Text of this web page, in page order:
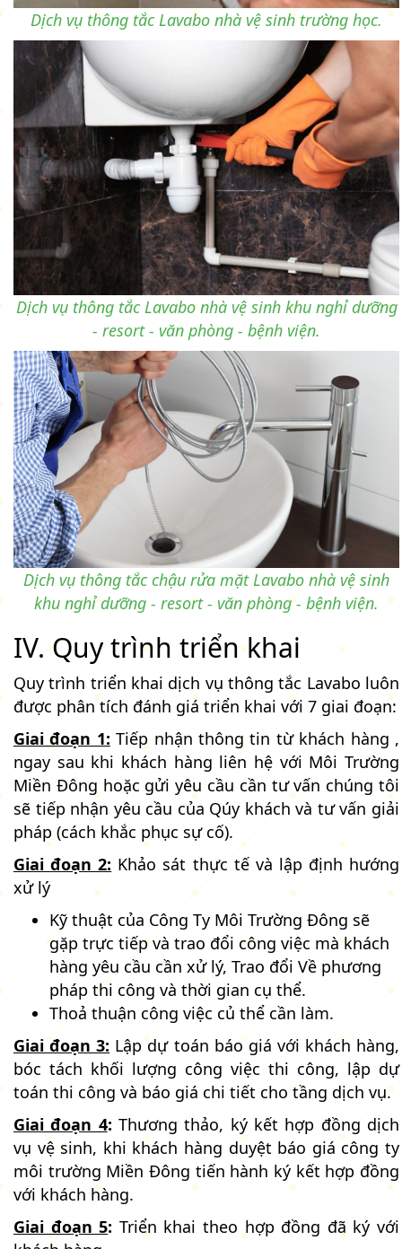
Dịch vụ thông tắc Lavabo nhà vệ sinh trường học.
Dịch vụ thông tắc Lavabo nhà vệ sinh khu nghỉ dưỡng
- resort - văn phòng - bệnh viện.
Dịch vụ thông tắc chậu rửa mặt Lavabo nhà vệ sinh
khu nghỉ dưỡng - resort - văn phòng - bệnh viện.
IV. Quy trình triển khai
Quy trình triển khai dịch vụ thông tắc Lavabo luôn
được phân tích đánh giá triển khai với 7 giai đoạn:
Giai đoạn 1: Tiếp nhận thông tin từ khách hàng ,
ngay sau khi khách hàng liên hệ với Môi Trường
Miền Đông hoặc gửi yêu cầu cần tư vấn chúng tôi
sẽ tiếp nhận yêu cầu của Qúy khách và tư vấn giải
pháp (cách khắc phục sự cố).
Giai đoạn 2: Khảo sát thực tế và lập định hướng
xử lý
Kỹ thuật của Công Ty Môi Trường Đông sẽ
gặp trực tiếp và trao đổi công việc mà khách
hàng yêu cầu cần xử lý, Trao đổi Về phương
pháp thi công và thời gian cụ thể.
Thoả thuận công việc củ thể cần làm.
Giai đoạn 3: Lập dự toán báo giá với khách hàng,
bóc tách khối lượng công việc thi công, lập dự
toán thi công và báo giá chi tiết cho tầng dịch vụ.
Giai đoạn 4: Thương thảo, ký kết hợp đồng dịch
vụ vệ sinh, khi khách hàng duyệt báo giá công ty
môi trường Miền Đông tiến hành ký kết hợp đồng
với khách hàng.
Giai đoạn 5: Triển khai theo hợp đồng đã ký với